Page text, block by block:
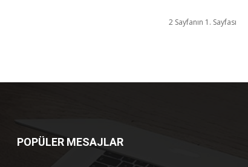
2 Sayfanın 1. Sayfası
POPÜLER MESAJLAR